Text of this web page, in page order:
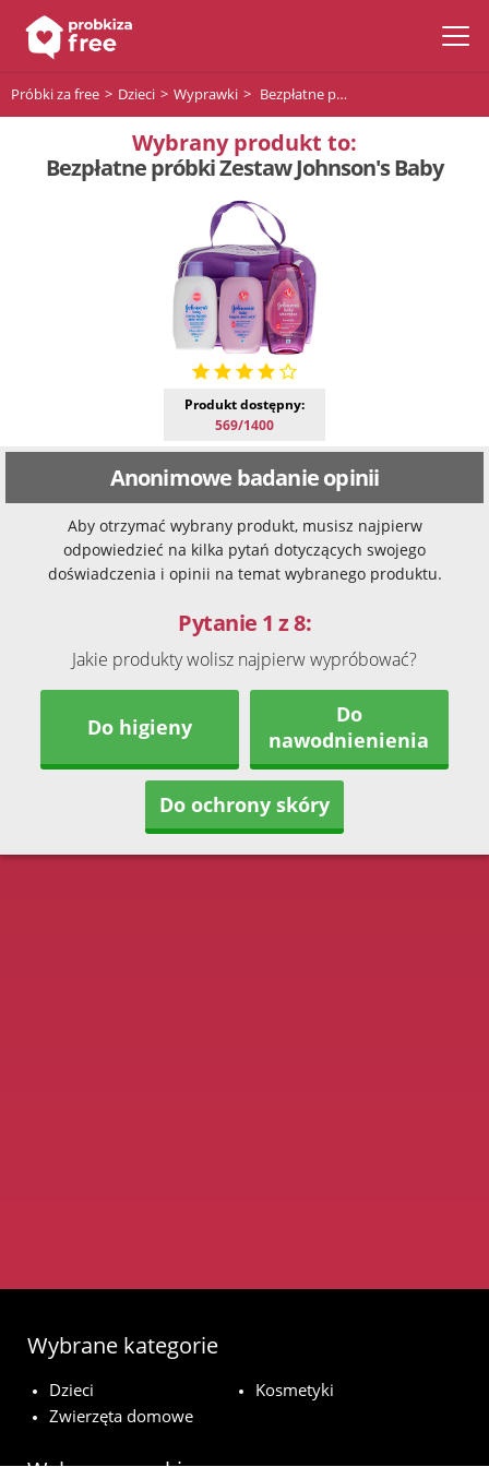
Próbki za free Dzieci Wyprawki Bezpłatne próbki Zestaw Johnson's Baby
Wybrany produkt to:
Bezpłatne próbki Zestaw Johnson's Baby
Produkt dostępny:
569/1400
Anonimowe badanie opinii
Aby otrzymać wybrany produkt, musisz najpierw
odpowiedzieć na kilka pytań dotyczących swojego
doświadczenia i opinii na temat wybranego produktu.
Pytanie 1 z 8:
Jakie produkty wolisz najpierw wypróbować?
Do higieny
Do
nawodnienienia
Do ochrony skóry
Wybrane kategorie
Dzieci
Kosmetyki
Zwierzęta domowe